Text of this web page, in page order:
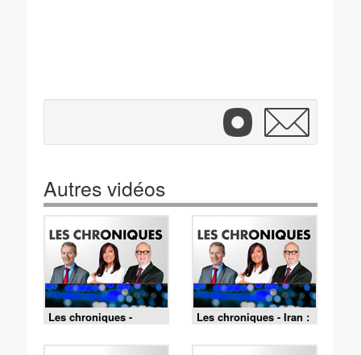
Autres vidéos
Les chroniques -
Michigan : Abdul El-
Sayed remporte la
Les chroniques - Iran :
des négociations
imminentes selon